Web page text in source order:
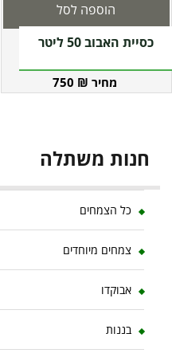
כסיית האבוב 50 ליטר
750 ₪
הוספה לסל
חנות משתלה
כל הצמחים
צמחים מיוחדים
אבוקדו
בננות